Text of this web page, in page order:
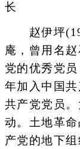
长
赵伊坪
庵，曾用名
党的优秀党
年加入中国
共产党党员
动。土地革
产党的地下